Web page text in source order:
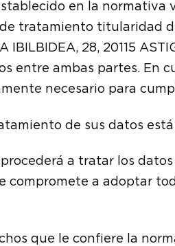
en la normativa
tratamiento titularidad
IBILBIDEA, 28, 20115
entre ambas partes. En
necesario para
de sus datos
procederá a tratar los
compromete a adoptar
que le confiere la